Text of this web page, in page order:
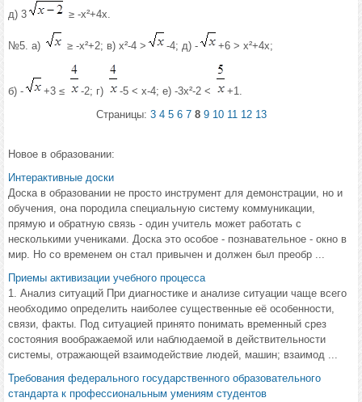
д) 3 ≥ -х²+4х.
№5. а) ≥ -х²+2; в) х²-4 > -4; д) - +6 > х²+4х;
б) - +3 ≤ -2; г) -5 < х-4; е) -3х²-2 <
+1.
Страницы: 3 4 5 6 7 8 9 10 11 12 13
Новое в образовании:
Интерактивные доски
Доска в образовании не просто инструмент для демонстрации, но и
обучения, она породила специальную систему коммуникации,
прямую и обратную связь - один учитель может работать с
несколькими учениками. Доска это особое - познавательное - окно в
мир. Но со временем он стал привычен и должен был преобр ...
Приемы активизации учебного процесса
1. Анализ ситуаций При диагностике и анализе ситуации чаще всего
необходимо определить наиболее существенные её особенности,
связи, факты. Под ситуацией принято понимать временный срез
состояния воображаемой или наблюдаемой в действительности
системы, отражающей взаимодействие людей, машин; взаимод ...
Требования федерального государственного образовательного
стандарта к профессиональным умениям студентов